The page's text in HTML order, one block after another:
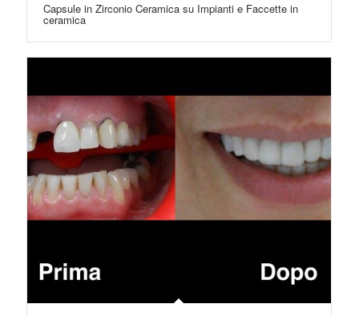
Capsule in Zirconio Ceramica su Impianti e Faccette in
ceramica